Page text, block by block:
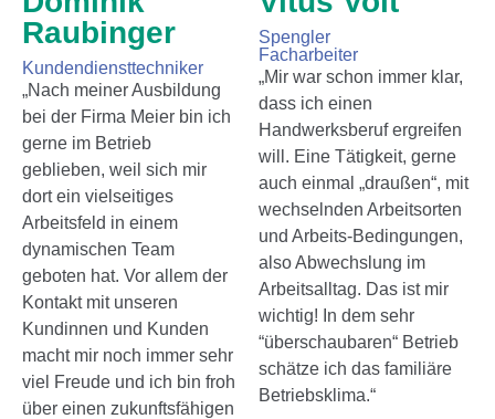
Raubinger
Kundendiensttechniker
„Nach meiner Ausbildung
bei der Firma Meier bin ich
gerne im Betrieb
geblieben, weil sich mir
dort ein vielseitiges
Arbeitsfeld in einem
dynamischen Team
geboten hat. Vor allem der
Kontakt mit unseren
Kundinnen und Kunden
macht mir noch immer sehr
viel Freude und ich bin froh
über einen zukunftsfähigen
Spengler
Facharbeiter
„Mir war schon immer klar,
dass ich einen
Handwerksberuf ergreifen
will. Eine Tätigkeit, gerne
auch einmal „draußen“, mit
wechselnden Arbeitsorten
und Arbeits-Bedingungen,
also Abwechslung im
Arbeitsalltag. Das ist mir
wichtig! In dem sehr
“überschaubaren“ Betrieb
schätze ich das familiäre
Betriebsklima.“